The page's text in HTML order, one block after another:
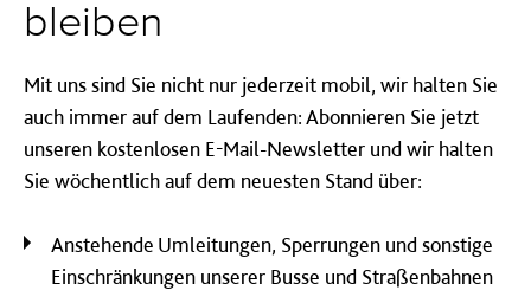
bleiben
Mit uns sind Sie nicht nur jederzeit mobil, wir halten Sie
auch immer auf dem Laufenden: Abonnieren Sie jetzt
unseren kostenlosen E-Mail-Newsletter und wir halten
Sie wöchentlich auf dem neuesten Stand über:
Anstehende Umleitungen, Sperrungen und sonstige
Einschränkungen unserer Busse und Straßenbahnen